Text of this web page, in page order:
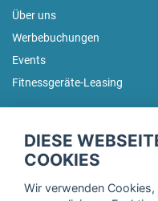
Über uns
Werbebuchungen
Events
Fitnessgeräte-Leasing
Trage dich hier für unseren
DIESE
COOKIES
Wir verwenden